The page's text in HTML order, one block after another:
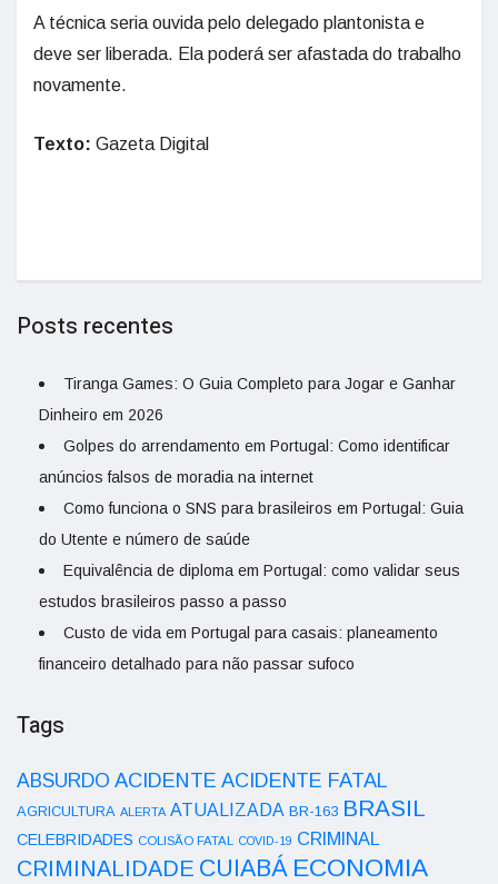
A técnica seria ouvida pelo delegado plantonista e
deve ser liberada. Ela poderá ser afastada do trabalho
novamente.
Texto: Gazeta Digital
Posts recentes
Tiranga Games: O Guia Completo para Jogar e Ganhar
Dinheiro em 2026
Golpes do arrendamento em Portugal: Como identificar
anúncios falsos de moradia na internet
Como funciona o SNS para brasileiros em Portugal: Guia
do Utente e número de saúde
Equivalência de diploma em Portugal: como validar seus
estudos brasileiros passo a passo
Custo de vida em Portugal para casais: planeamento
financeiro detalhado para não passar sufoco
Tags
ABSURDO ACIDENTE ACIDENTE FATAL
AGRICULTURA ALERTA ATUALIZADA BR-163 BRASIL
CELEBRIDADES COLISÃO FATAL COVID-19 CRIMINAL
CRIMINALIDADE CUIABÁ ECONOMIA